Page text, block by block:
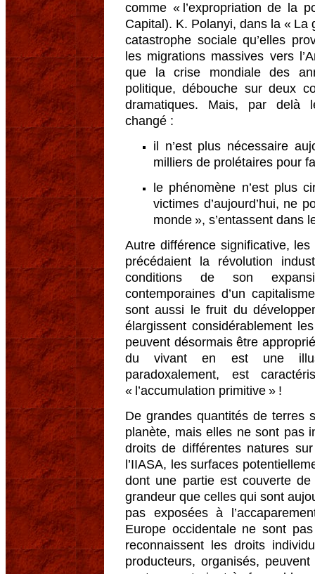
comme « l’expropriation de la
Capital). K. Polanyi, dans la «
catastrophe sociale qu’elles
les migrations massives vers
que la crise mondiale des
politique, débouche sur deux
dramatiques. Mais, par delà
changé :
il n’est plus nécessaire
milliers de prolétaires pour
le phénomène n’est plus
victimes d’aujourd’hui, ne
monde », s’entassent dans
Autre différence significative, les
précédaient la révolution
conditions de son
contemporaines d’un
sont aussi le fruit du
élargissent considérablement
peuvent désormais être
du vivant en est une
paradoxalement, est
« l’accumulation primitive » !
De grandes quantités de terres
planète, mais elles ne sont pas
droits de différentes natures
l’IIASA, les surfaces
dont une partie est couverte
grandeur que celles qui sont
pas exposées à
Europe occidentale ne sont
reconnaissent les droits
producteurs, organisés,